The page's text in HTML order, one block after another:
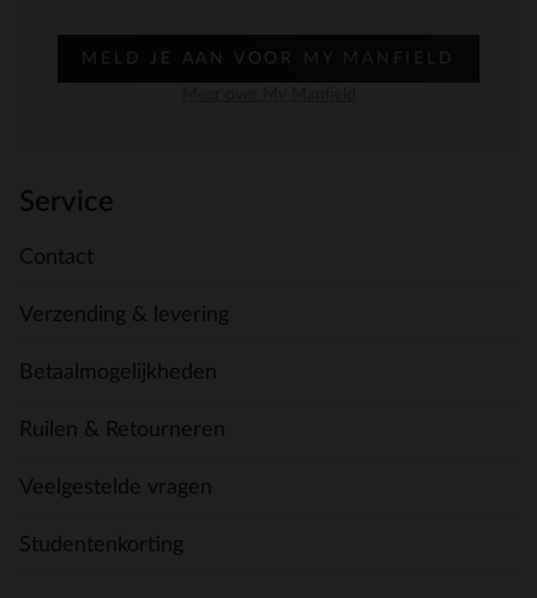
MELD JE AAN VOOR MY MANFIELD
Service
Contact
Verzending & levering
Betaalmogelijkheden
Ruilen & Retourneren
Veelgestelde vragen
Studentenkorting